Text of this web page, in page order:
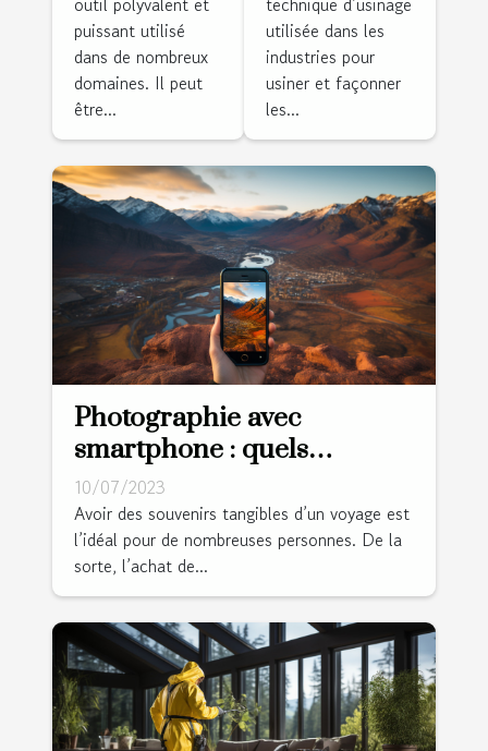
?
puissant utilisé
dans de nombreux
domaines. Il peut
être...
utilisée dans les
industries pour
usiner et façonner
les...
Photographie avec
smartphone : quels
avantages lors d’un voyage
?
10/07/2023
Avoir des souvenirs tangibles d’un voyage est
l’idéal pour de nombreuses personnes. De la
sorte, l’achat de...